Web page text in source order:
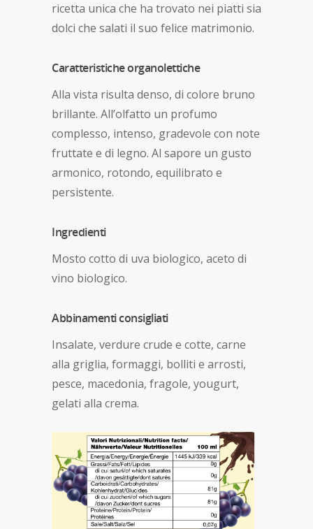
ricetta unica che ha trovato nei piatti sia
dolci che salati il suo felice matrimonio.
Caratteristiche organolettiche
Alla vista risulta denso, di colore bruno
brillante. All’olfatto un profumo
complesso, intenso, gradevole con note
fruttate e di legno. Al sapore un gusto
armonico, rotondo, equilibrato e
persistente.
Ingredienti
Mosto cotto di uva biologico, aceto di
vino biologico.
Abbinamenti consigliati
Insalate, verdure crude e cotte, carne
alla griglia, formaggi, bolliti e arrosti,
pesce, macedonia, fragole, yougurt,
gelati alla crema.